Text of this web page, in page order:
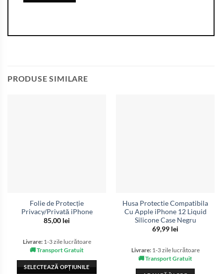
PRODUSE SIMILARE
Folie de Protecție
Privacy/Privată iPhone
85,00 lei
Livrare:1-3 zile lucrătoare
🚚 Transport Gratuit
SELECTEAZĂ OPȚIUNILE
Husa Protectie Compatibila
Cu Apple iPhone 12 Liquid
Silicone Case Negru
69,99 lei
Livrare:1-3 zile lucrătoare
🚚 Transport Gratuit